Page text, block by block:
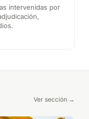
intervenidas por
Ver sección →